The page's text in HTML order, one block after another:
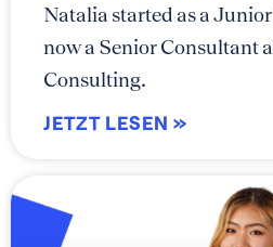
Natalia started as a
now a Senior Consultant
Consulting.
JETZT LESEN »